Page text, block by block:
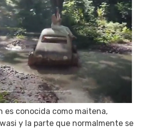
es conocida como maitena,
y la parte que normalmente se